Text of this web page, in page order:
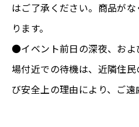
はご了承ください。商品が
ります。
●イベント前日の深夜、およ
場付近での待機は、近隣住
び安全上の理由により、ご遠